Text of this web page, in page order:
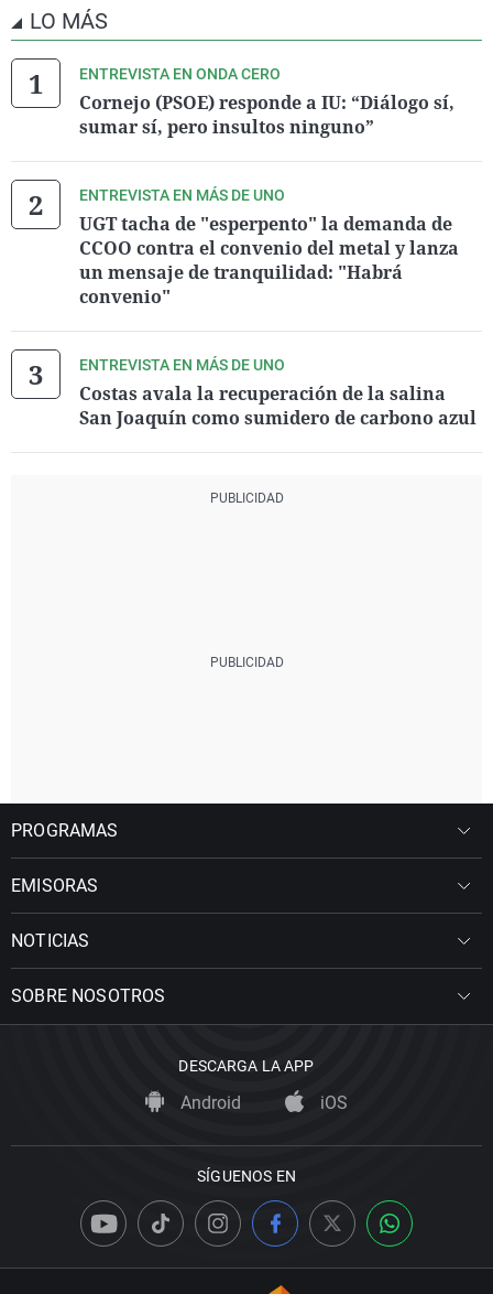
LO MÁS
ENTREVISTA EN ONDA CERO
Cornejo (PSOE) responde a IU: “Diálogo sí,
sumar sí, pero insultos ninguno”
ENTREVISTA EN MÁS DE UNO
UGT tacha de "esperpento" la demanda de
CCOO contra el convenio del metal y lanza
un mensaje de tranquilidad: "Habrá
convenio"
ENTREVISTA EN MÁS DE UNO
Costas avala la recuperación de la salina
San Joaquín como sumidero de carbono azul
PROGRAMAS
EMISORAS
NOTICIAS
SOBRE NOSOTROS
DESCARGA LA APP
Android iOS
SÍGUENOS EN